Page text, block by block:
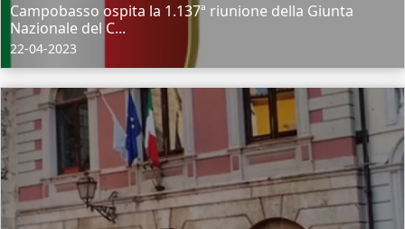
Campobasso ospita la 1.137ª riunione della Giunta
Nazionale del C...
22-04-2023